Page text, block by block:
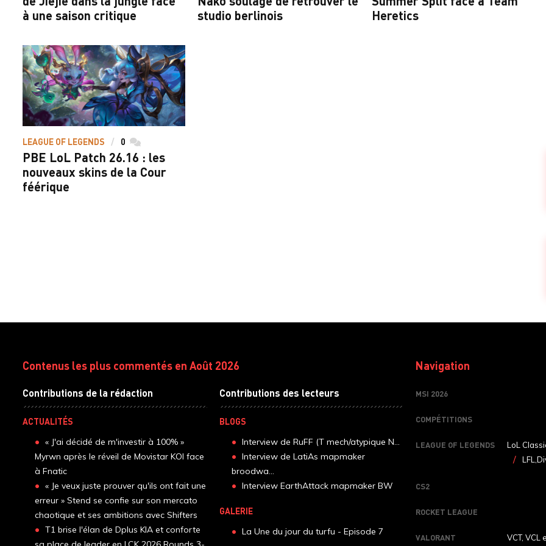
à une saison critique
studio berlinois
Heretics
LEAGUE OF LEGENDS 0 commentaires
PBE LoL Patch 26.16 : les
nouveaux skins de la Cour
féérique
Contenus les plus commentés en Août 2026
Contributions de la rédaction
ACTUALITÉS
« J'ai décidé de m'investir à 100% »
Myrwn après le réveil de Movistar KOI face
à Fnatic
« Je veux juste prouver qu'ils ont fait une
erreur » Stend se confie sur son mercato
chaotique et ses ambitions avec Shifters
T1 brise l'élan de Dplus KIA et conforte
Contributions des lecteurs
BLOGS
Interview de RuFF (T mech/atypique N...
Interview de LatiAs mapmaker
broodwa...
Interview EarthAttack mapmaker BW
GALERIE
La Une du jour du turfu - Episode 7
Navigation
MSI 2026
COMPÉTITIONS
LEAGUE OF LEGENDS
LoL
CS2
ROCKET LEAGUE
VALORANT VCT, VCL